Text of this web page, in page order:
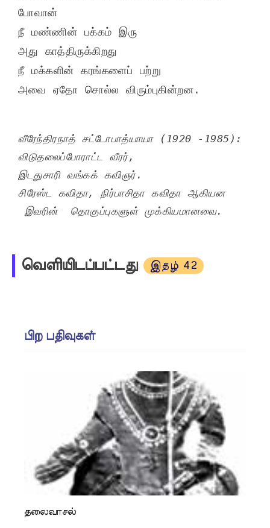
போவான்
நீ மண்ணின் பக்கம் இரு
அது காத்திருக்கிறது
நீ மக்களின் கரங்களைப் பற்று
அவை ஏதோ சொல்ல விரும்புகின்றன.
வீரேந்திரநாத் சட்டோபாத்யாயா (1920 -1985):
விடுதலைப்போராட்ட வீரர்,
இடதுசாரி வங்கக் கவிஞர்.
சிரேஸ்ட கவிதா, நிர்பாசிதா கவிதா ஆகியன
இவரின்  தொகுப்புகளுள் முக்கியமானவை.
வெளியிடப்பட்டது இதழ் 42
பிற பதிவுகள்
தலைவாசல்